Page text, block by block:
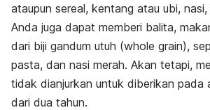
ataupun sereal, kentang atau ubi,
Anda juga dapat memberi balita,
dari biji gandum utuh (whole grain),
pasta, dan nasi merah. Akan tetapi,
tidak dianjurkan untuk diberikan pada
dari dua tahun.